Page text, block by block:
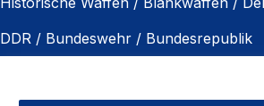
DDR / Bundeswehr / Bundesrepublik